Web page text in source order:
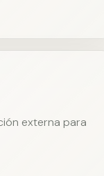
externa para